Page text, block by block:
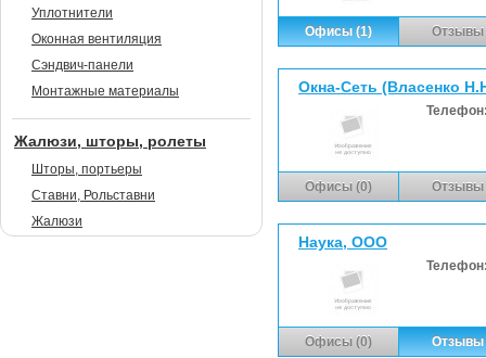
Офисы (1) Отзывы
Окна-Сеть (Власенко
Офисы (0) Отзывы
Наука, ООО
Офисы (0) Отзывы
Уплотнители
Оконная вентиляция
Сэндвич-панели
Монтажные материалы
Жалюзи, шторы, ролеты
Шторы, портьеры
Ставни, Рольставни
Жалюзи